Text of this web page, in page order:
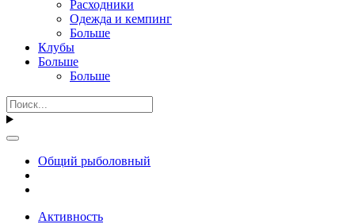
Расходники
Одежда и кемпинг
Больше
Клубы
Больше
Больше
Общий рыболовный
Активность